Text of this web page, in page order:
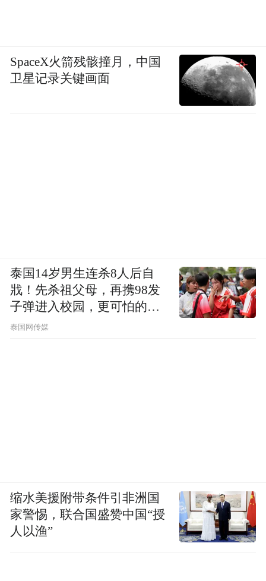
SpaceX火箭残骸撞月，中国
卫星记录关键画面
泰国14岁男生连杀8人后自
戕！先杀祖父母，再携98发
子弹进入校园，更可怕的细
节公布了
泰国网传媒
缩水美援附带条件引非洲国
家警惕，联合国盛赞中国“授
人以渔”